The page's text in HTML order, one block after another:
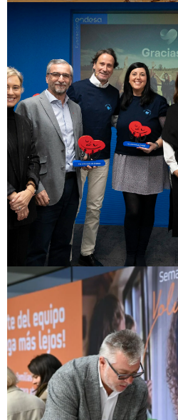
Gracias a ti
Eventos con
VER
Comunicación
de Voluntariado
VER